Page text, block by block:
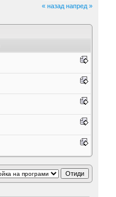
« назад напред »